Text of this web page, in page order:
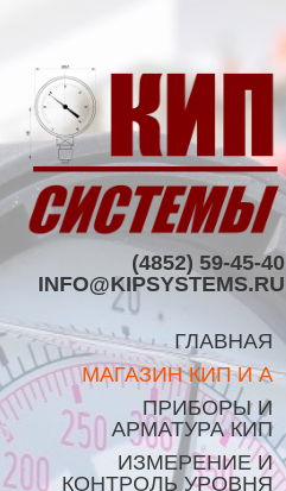
(4852) 59-45-40
INFO@KIPSYSTEMS.RU
ГЛАВНАЯ
МАГАЗИН КИП И А
ПРИБОРЫ И
АРМАТУРА КИП
ИЗМЕРЕНИЕ И
КОНТРОЛЬ УРОВНЯ